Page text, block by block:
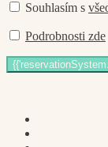
Souhlasím s
Podrobnosti zde